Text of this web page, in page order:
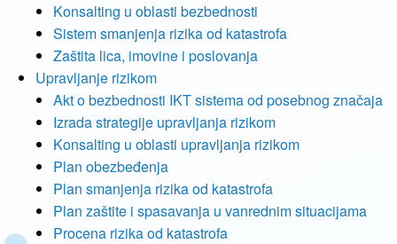
Konsalting u oblasti bezbednosti
Sistem smanjenja rizika od katastrofa
Zaštita lica, imovine i poslovanja
Upravljanje rizikom
Akt o bezbednosti IKT sistema od posebnog značaja
Izrada strategije upravljanja rizikom
Konsalting u oblasti upravljanja rizikom
Plan obezbeđenja
Plan smanjenja rizika od katastrofa
Plan zaštite i spasavanja u vanrednim situacijama
Procena rizika od katastrofa